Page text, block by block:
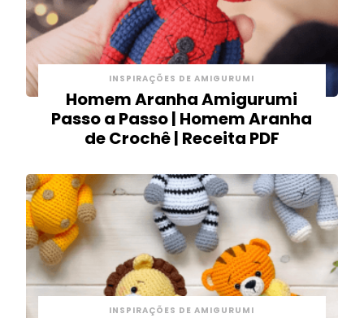
INSPIRAÇÕES DE AMIGURUMI
Homem Aranha Amigurumi
Passo a Passo | Homem Aranha
de Crochê | Receita PDF
INSPIRAÇÕES DE AMIGURUMI